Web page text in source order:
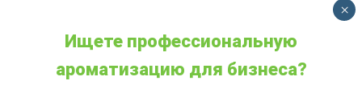
Ищете профессиональную
ароматизацию для бизнеса?
×